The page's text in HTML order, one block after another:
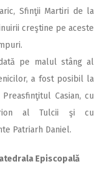
Sfinţii Martiri de la
creştine pe aceste
pe malul stâng al
a fost posibil la
Casian, cu
al Tulcii şi cu
Patriarh Daniel.
Episcopală